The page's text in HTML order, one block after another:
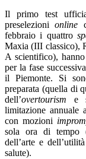
Il primo test
preselezionionline
febbraio i quattro
Maxia (III classico),
A scientifico),
per la fase
il Piemonte. Si
preparata (quella di
dell’overtourism e
limitazione annuale
con mozioni
sola ora di tempo
dell’arte e
salute).